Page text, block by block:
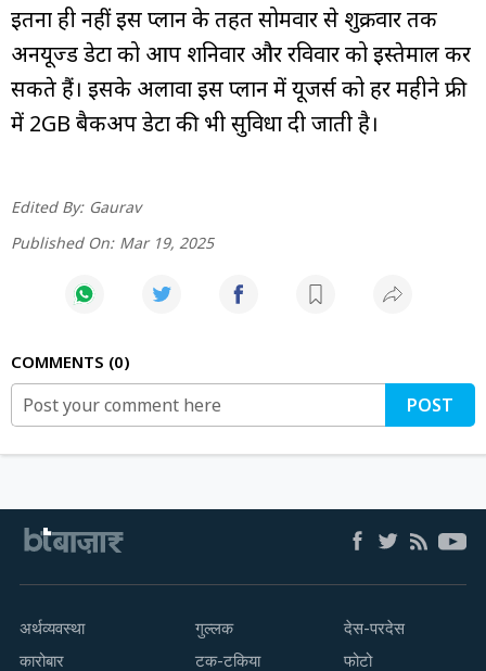
इतना ही नहीं इस प्लान के तहत सोमवार से शुक्रवार तक
अनयूज्ड डेटा को आप शनिवार और रविवार को इस्तेमाल कर
सकते हैं। इसके अलावा इस प्लान में यूजर्स को हर महीने फ्री
में 2GB बैकअप डेटा की भी सुविधा दी जाती है।
Edited By: Gaurav
Published On: Mar 19, 2025
COMMENTS 0
POST
अर्थव्यवस्था
कारोबार
गुल्लक
टक-टकिया
देस-परदेस
फोटो